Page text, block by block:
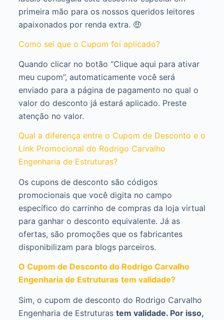
primeira mão para os nossos queridos leitores
apaixonados por renda extra. 🤑
Como sei que o Cupom foi aplicado?
Quando clicar no botão “Clique aqui para ativar
meu cupom”, automaticamente você será
enviado para a página de pagamento no qual o
valor do desconto já estará aplicado. Preste
atenção no valor.
Qual a diferença entre o Cupom de Desconto e o
Link Promocional do Rodrigo Carvalho
Engenharia de Estruturas?
Os cupons de desconto são códigos
promocionais que você digita no campo
específico do carrinho de compras da loja virtual
para ganhar o desconto equivalente. Já as
ofertas, são promoções que os fabricantes
disponibilizam para blogs parceiros.
O Cupom de Desconto do Rodrigo Carvalho
Engenharia de Estruturas tem validade?
Sim, o cupom de desconto do Rodrigo Carvalho
Engenharia de Estruturas tem validade. Por isso,